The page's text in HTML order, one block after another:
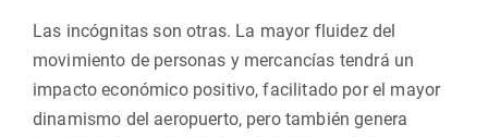
Las incógnitas son otras. La mayor fluidez del
movimiento de personas y mercancías tendrá un
impacto económico positivo, facilitado por el mayor
dinamismo del aeropuerto, pero también genera